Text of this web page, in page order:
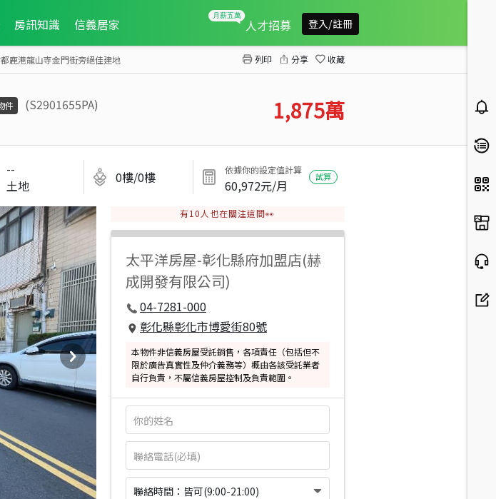
房訊知識 信義居家 人才招募 登入/註冊
鹿港龍山寺金門街旁絕佳建地 列印 分享 收藏
件
(S2901655PA)
1,875萬
--
土地
0樓/0樓 依據你的設定值計算
60,972元/月
試算
有10 人也在關注這間👀
太平洋房屋-彰化縣府加盟店(赫
成開發有限公司)
04-7281-000
彰化縣彰化市博愛街80號
本物件非信義房屋受託銷售，各項責任（包括但不
限於廣告真實性及仲介義務等）概由各該受託業者
自行負責，不屬信義房屋控制及負責範圍。
聯絡時間：皆可(9:00-21:00)